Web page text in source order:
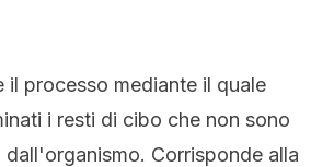
il processo mediante il quale
i resti di cibo che non sono
Corrisponde alla